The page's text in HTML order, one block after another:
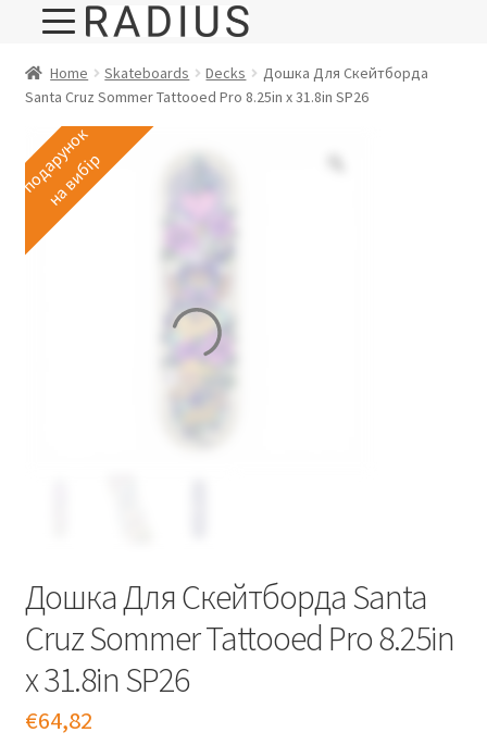
Home Skateboards Decks
Дошка Для Скейтборда
Santa Cruz Sommer Tattooed Pro 8.25in x 31.8in SP26
п
о
д
а
р
у
н
о
к
н
а
в
и
б
і
р
Дошка Для Скейтборда Santa
Cruz Sommer Tattooed Pro 8.25in
x 31.8in SP26
€64,82